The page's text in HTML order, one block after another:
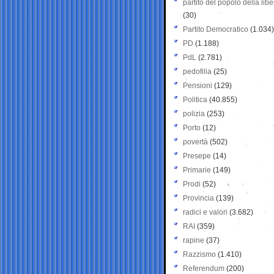
partito del popolo della
(30)
Partito Democratico (1.034)
PD (1.188)
PdL (2.781)
pedofilia (25)
Pensioni (129)
Politica (40.855)
polizia (253)
Porto (12)
povertà (502)
Presepe (14)
Primarie (149)
Prodi (52)
Provincia (139)
radici e valori (3.682)
RAI (359)
rapine (37)
Razzismo (1.410)
Referendum (200)